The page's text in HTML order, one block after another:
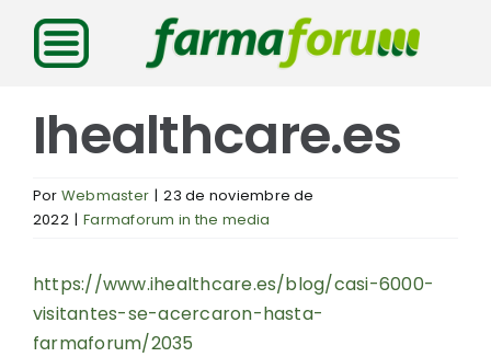
Saltar
contenido
Ihealthcare.es
Por Webmaster | 23 de noviembre de
2022 | Farmaforum in the media
https://www.ihealthcare.es/blog/casi-6000-
visitantes-se-acercaron-hasta-
farmaforum/2035